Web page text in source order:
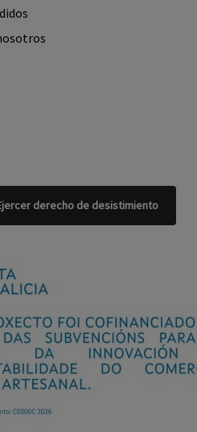
derecho de desistimiento